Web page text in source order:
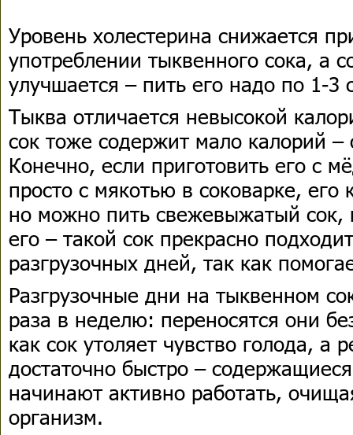
Уровень холестерина снижается
употреблении тыквенного сока, а
улучшается – пить его надо по 1-3
Тыква отличается невысокой
сок тоже содержит мало калорий –
Конечно, если приготовить его с
просто с мякотью в соковарке, его
но можно пить свежевыжатый сок,
его – такой сок прекрасно
разгрузочных дней, так как
Разгрузочные дни на тыквенном
раза в неделю: переносятся они
как сок утоляет чувство голода, а
достаточно быстро –
начинают активно работать,
организм.